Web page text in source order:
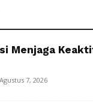
Menjaga
Agustus 7, 2026